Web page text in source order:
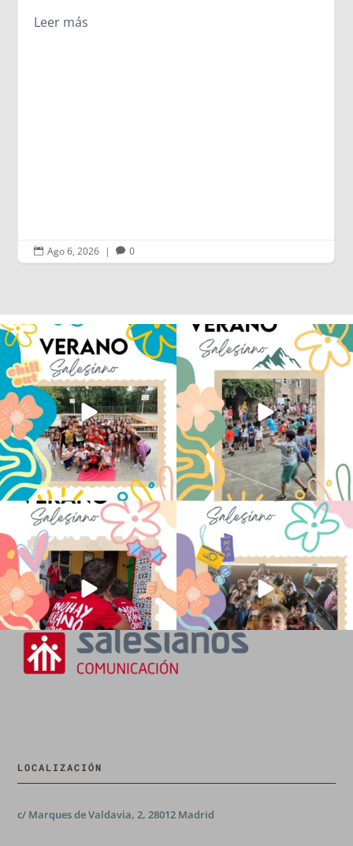
Los alumnos de 6º de Primaria, 1º y 2º
de la ESO...
145 2
La diversión y la alegría también se han
sentido...
93 0
No hay verano sin que sea Salesiano ❤️
💫 en Luz 4
...
0
viviendo la alegría en el campamento
...
LOCALIZACIÓN
c/ Marques de Valdavia, 2, 28012 Madrid